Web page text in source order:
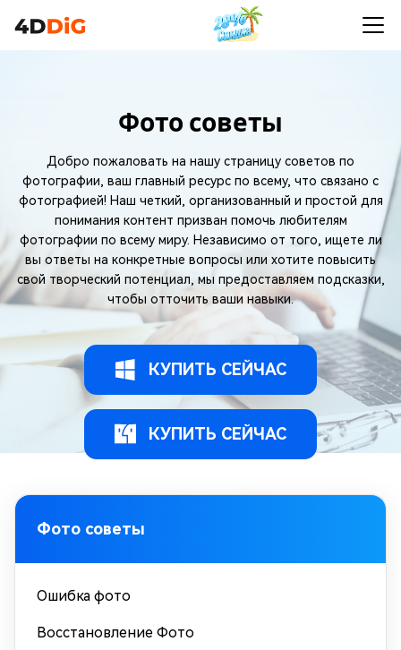
Фото советы
Добро пожаловать на нашу страницу советов по
фотографии, ваш главный ресурс по всему, что связано с
фотографией! Наш четкий, организованный и простой для
понимания контент призван помочь любителям
фотографии по всему миру. Независимо от того, ищете ли
вы ответы на конкретные вопросы или хотите повысить
свой творческий потенциал, мы предоставляем подсказки,
чтобы отточить ваши навыки.
КУПИТЬ СЕЙЧАС
КУПИТЬ СЕЙЧАС
Фото советы
Ошибка фото
Восстановление Фото